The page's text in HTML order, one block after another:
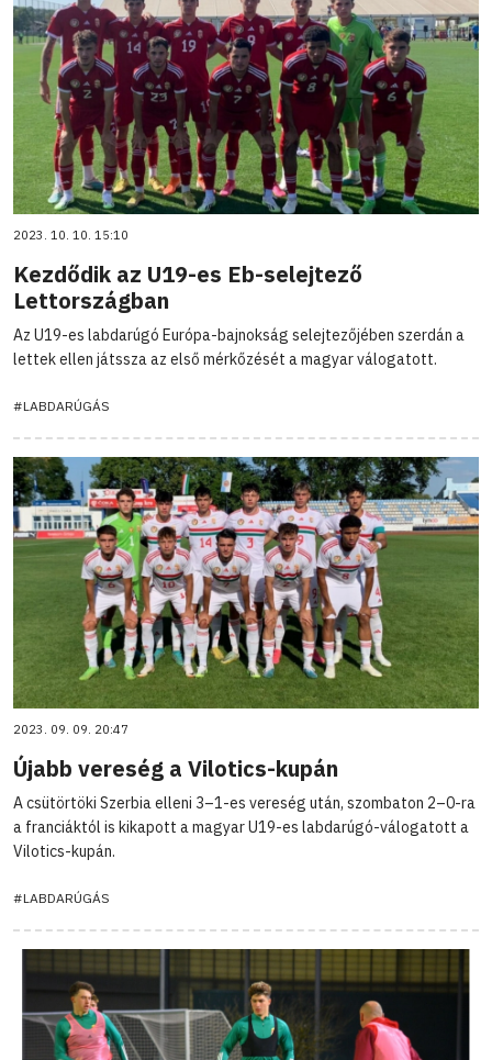
2023. 10. 10. 15:10
Kezdődik az U19-es Eb-selejtező
Lettországban
Az U19-es labdarúgó Európa-bajnokság selejtezőjében szerdán a
lettek ellen játssza az első mérkőzését a magyar válogatott.
#LABDARÚGÁS
2023. 09. 09. 20:47
Újabb vereség a Vilotics-kupán
A csütörtöki Szerbia elleni 3–1-es vereség után, szombaton 2–0-ra
a franciáktól is kikapott a magyar U19-es labdarúgó-válogatott a
Vilotics-kupán.
#LABDARÚGÁS